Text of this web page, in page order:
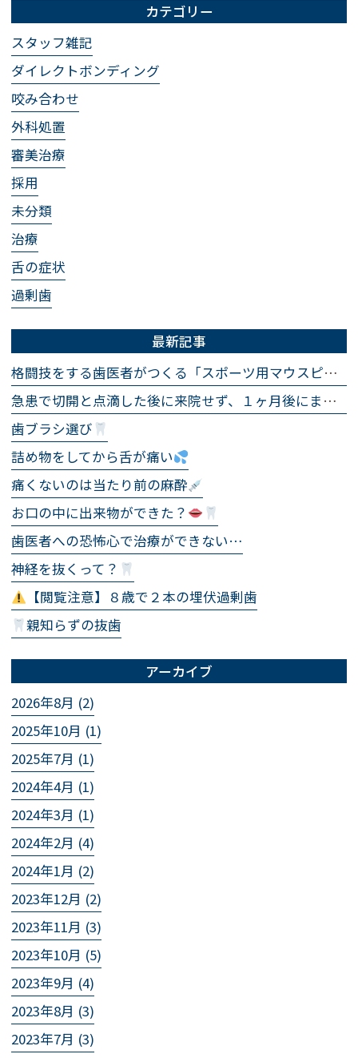
カテゴリー
スタッフ雑記
ダイレクトボンディング
咬み合わせ
外科処置
審美治療
採用
未分類
治療
舌の症状
過剰歯
最新記事
格闘技をする歯医者がつくる「スポーツ用マウスピース」
急患で切開と点滴した後に来院せず、１ヶ月後にまた急患で来院され、まったく同じ処置をした話
歯ブラシ選び
詰め物をしてから舌が痛い
痛くないのは当たり前の麻酔
お口の中に出来物ができた？
歯医者への恐怖心で治療ができない…
神経を抜くって？
【閲覧注意】８歳で２本の埋伏過剰歯
親知らずの抜歯
アーカイブ
2026年8月 (2)
2025年10月 (1)
2025年7月 (1)
2024年4月 (1)
2024年3月 (1)
2024年2月 (4)
2024年1月 (2)
2023年12月 (2)
2023年11月 (3)
2023年10月 (5)
2023年9月 (4)
2023年8月 (3)
2023年7月 (3)